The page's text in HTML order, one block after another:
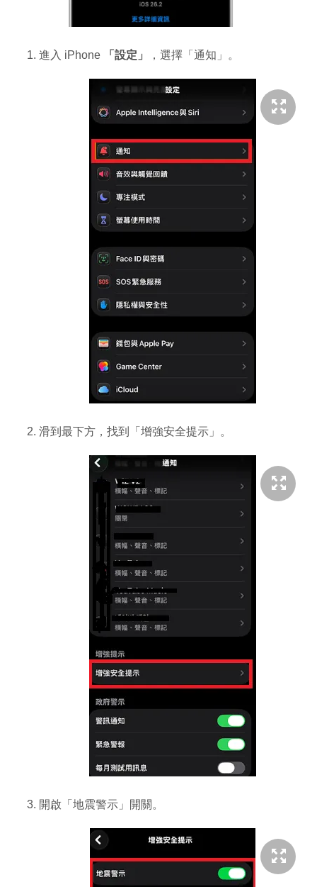
進入 iPhone 「設定」 ，選擇「通知」。
滑到最下方，找到「增強安全提示」。
開啟「地震警示」開關。